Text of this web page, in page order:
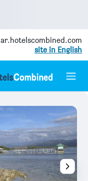
ar.hotelscombined.com
site in English